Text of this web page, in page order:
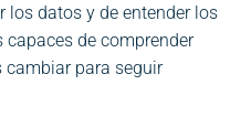
los datos y de entender los
capaces de comprender
cambiar para seguir